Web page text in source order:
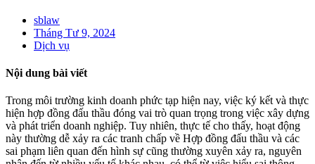
sblaw
Tháng Tư 9, 2024
Dịch vụ
Nội dung bài viết
Trong môi trường kinh doanh phức tạp hiện nay, việc ký kết và thực
hiện hợp đồng đấu thầu đóng vai trò quan trọng trong việc xây dựng
và phát triển doanh nghiệp. Tuy nhiên, thực tế cho thấy, hoạt động
này thường dễ xảy ra các tranh chấp về Hợp đồng đấu thầu và các
sai phạm liên quan đến hình sự cũng thường xuyên xảy ra, nguyên